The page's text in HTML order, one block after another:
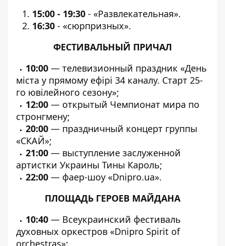
15:00 - 19:30 - «Развлекательная».
16:30 - «сюрпризных».
ФЕСТИВАЛЬНЫЙ ПРИЧАЛ
10:00 — телевизионный праздник «День
міста у прямому ефірі 34 каналу. Старт 25-
го ювілейного сезону»;
12:00 — открытый Чемпионат мира по
стронгмену;
20:00 — праздничный концерт группы
«СКАЙ»;
21:00 — выступление заслуженной
артистки Украины Тины Кароль;
22:00 — фаер-шоу «Dnipro.ua».
ПЛОЩАДЬ ГЕРОЕВ МАЙДАНА
10:40 — Всеукраинский фестиваль
духовных оркестров «Dnipro Spirit of
orchestras»;